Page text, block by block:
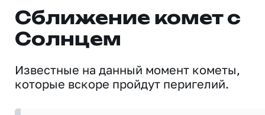
Сближение комет с
Солнцем
Известные на данный момент кометы,
которые вскоре пройдут перигелий.